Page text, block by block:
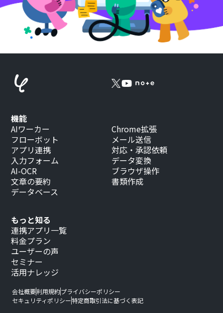
もっと知る
連携アプリ一覧
料金プラン
ユーザーの声
セミナー
活用ナレッジ
機能
AIワーカー
フローボット
アプリ連携
入力フォーム
AI-OCR
文章の要約
データベース
Chrome拡張
メール送信
対応・承認依頼
データ変換
ブラウザ操作
書類作成
会社概要利用規約プライバシーポリシー
セキュリティポリシー特定商取引法に基づく表記